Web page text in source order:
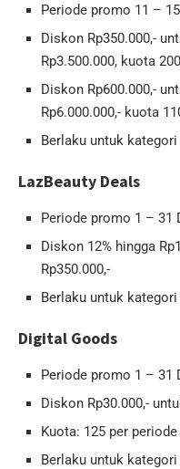
Periode promo 11 –
Diskon Rp350.000,-
Rp3.500.000, kuota
Diskon Rp600.000,-
Rp6.000.000,- kuota
Berlaku untuk kategori
LazBeauty Deals
Periode promo 1 – 31
Diskon 12% hingga
Rp350.000,-
Berlaku untuk kategori
Digital Goods
Periode promo 1 – 31
Diskon Rp30.000,-
Kuota: 125 per periode
Berlaku untuk kategori